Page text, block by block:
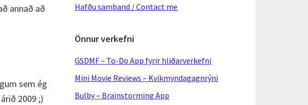
annað að
sem ég
2009 ;)
Hafðu samband / Contact me
Önnur verkefni
GSDMF – To-Do App fyrir hliðarverkefni
Mini Movie Reviews – Kvikmyndagagnrýni
Bulby – Brainstorming App